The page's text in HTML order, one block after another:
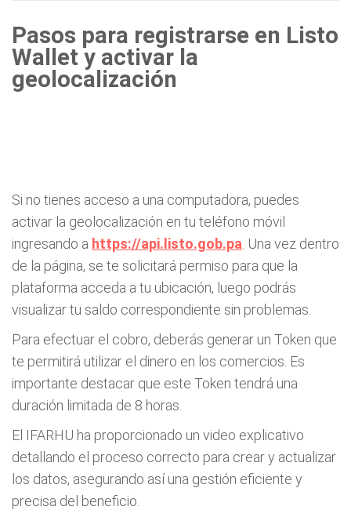
Pasos para registrarse en Listo
Wallet y activar la
geolocalización
Si no tienes acceso a una computadora, puedes
activar la geolocalización en tu teléfono móvil
ingresando a https://api.listo.gob.pa . Una vez dentro
de la página, se te solicitará permiso para que la
plataforma acceda a tu ubicación, luego podrás
visualizar tu saldo correspondiente sin problemas.
Para efectuar el cobro, deberás generar un Token que
te permitirá utilizar el dinero en los comercios. Es
importante destacar que este Token tendrá una
duración limitada de 8 horas.
El IFARHU ha proporcionado un video explicativo
detallando el proceso correcto para crear y actualizar
los datos, asegurando así una gestión eficiente y
precisa del beneficio.